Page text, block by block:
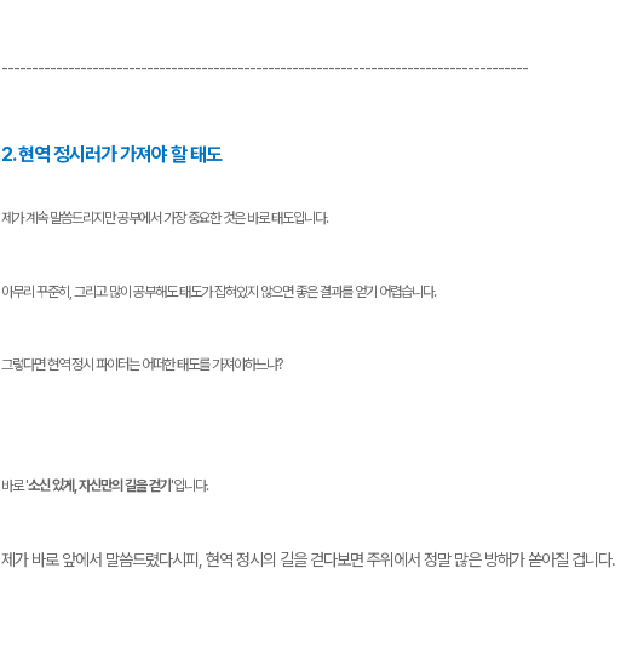
---------------------------------------------------------------------------------------
2. 현역 정시러가 가져야 할 태도
제가 계속 말씀드리지만 공부에서 가장 중요한 것은 바로 태도입니다.
아무리 꾸준히, 그리고 많이 공부해도 태도가 잡혀있지 않으면 좋은 결과를 얻기 어렵습니다.
그렇다면 현역 정시 파이터는 어떠한 태도를 가져야하느냐?
바로 '소신 있게, 자신만의 길을 걷기 '입니다.
제가 바로 앞에서 말씀드렸다시피, 현역 정시의 길을 걷다보면 주위에서 정말 많은 방해가 쏟아질 겁니다.